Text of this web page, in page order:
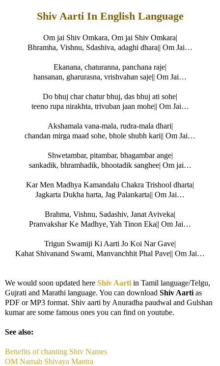
Shiv Aarti In English Language
Om jai Shiv Omkara, Om jai Shiv Omkara|
Bhramha, Vishnu, Sdashiva, adaghi dhara|| Om Jai…
Ekanana, chaturanna, panchana raje|
hansanan, gharurasna, vrishvahan saje|| Om Jai…
Do bhuj char chatur bhuj, das bhuj ati sohe|
teeno rupa nirakhta, trivuban jaan mohe|| Om Jai…
Akshamala vana-mala, rudra-mala dhari|
chandan mirga maad sohe, bhole shubh kari|| Om Jai…
Shwetambar, pitambar, bhagambar ange|
sankadik, bhramhadik, bhootadik sanghee| Om jai…
Kar Men Madhya Kamandalu Chakra Trishool dharta|
Jagkarta Dukha harta, Jag Palankarta|| Om Jai…
Brahma, Vishnu, Sadashiv, Janat Aviveka|
Pranvakshar Ke Madhye, Yah Tinon Eka|| Om Jai…
Trigun Swamiji Ki Aarti Jo Koi Nar Gave|
Kahat Shivanand Swami, Manvanchhit Phal Pave|| Om Jai…
We would soon updated here Shiv Aarti in Tamil language/Telgu,
Gujrati and Marathi language. You can download Shiv Aarti as
PDF or MP3 format. Shiv aarti by Anuradha paudwal and Gulshan
kumar are some famous ones you can find on youtube.
See also:
Benefits of chanting Shiv Names
OM Namah Shivaya Mantra